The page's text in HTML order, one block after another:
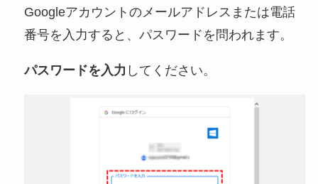
Googleアカウントのメールアドレスまたは電話
番号を入力すると、パスワードを問われます。
パスワードを入力 してください。